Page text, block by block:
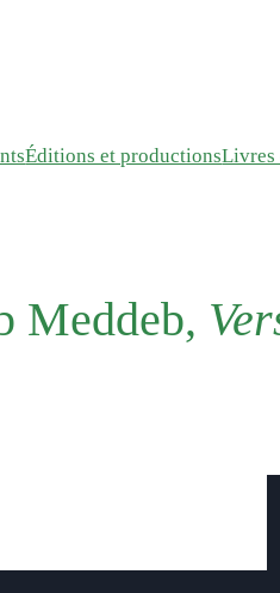
Éditions et productionsLivres
Meddeb,